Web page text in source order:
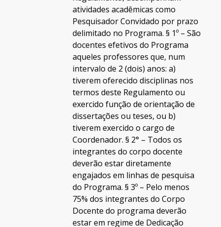
atividades acadêmicas como
Pesquisador Convidado por prazo
delimitado no Programa. § 1º – São
docentes efetivos do Programa
aqueles professores que, num
intervalo de 2 (dois) anos: a)
tiverem oferecido disciplinas nos
termos deste Regulamento ou
exercido função de orientação de
dissertações ou teses, ou b)
tiverem exercido o cargo de
Coordenador. § 2° – Todos os
integrantes do corpo docente
deverão estar diretamente
engajados em linhas de pesquisa
do Programa. § 3º – Pelo menos
75% dos integrantes do Corpo
Docente do programa deverão
estar em regime de Dedicação